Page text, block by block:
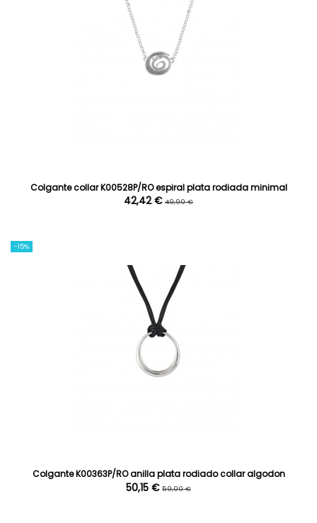
Colgante collar K00528P/RO espiral plata rodiada minimal
42,42 € 49,90 €
-15%
Colgante K00363P/RO anilla plata rodiado collar algodon
50,15 € 59,00 €